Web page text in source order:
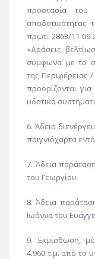
προστασία του
πρωτ. 2863/11-
«Δράσεις
σύμφωνα με το
της
προορίζονται
υδατικά
6. Άδεια
παιγνιόχαρτα
7. Άδεια
του Γεωργίου
8. Άδεια
Ιωάννα του
9. Εκμίσθωση,
4.960 τ.μ. από το